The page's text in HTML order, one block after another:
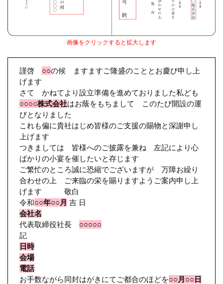
画像をクリックすると拡大します
謹啓 ○○の候 ますますご隆盛のこととお慶び申し上
げます
さて かねてより設立準備を進めておりました私ども
○○○○株式会社はお蔭をもちまして このたび開設の運
びとなりました
これも偏に貴社はじめ皆様のご支援の賜物と深謝申し
上げます
つきましては 皆様へのご披露を兼ね 左記により心
ばかりの小宴を催したいと存じます
ご繁忙のところ誠に恐縮でございますが 万障お繰り
合わせの上 ご来臨の栄を賜りますようご案内申し上
げます 敬白
令和○○年○○月 吉 日
会社名
代表取締役社長 ○○○○○
記
日時
会場
電話
お手数ながら同封はがきにてご都合のほどを○○月○○日